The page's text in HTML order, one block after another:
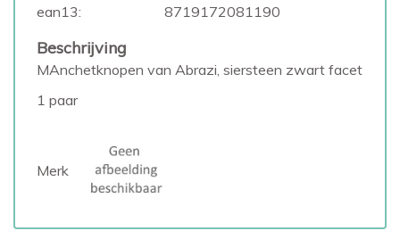
ean13:
8719172081190
Beschrijving
MAnchetknopen van Abrazi, siersteen zwart facet
1 paar
Merk